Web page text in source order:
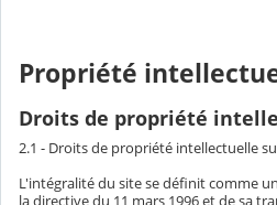
Propriété
Droits de propriété
2.1 - Droits de propriété intellectuelle
L'intégralité du site se définit comme
la directive du 11 mars 1996 et de sa